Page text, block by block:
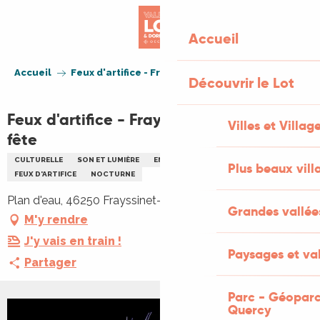
Accueil
Découvrir le Lot
Villes et
Plus beaux
Grandes
Paysages et
Parc -
Quercy
Accueil Feux d'artifice - Frayssinet-le-Gélat en fête
Feux d'artifice - Frayssinet-le-Gélat en
fête
CULTURELLE SON ET LUMIÈRE ENFANTS
FEUX D'ARTIFICE
NOCTURNE
Plan d'eau, 46250 Frayssinet-le-Gélat
M'y rendre
J'y vais en train !
Partager